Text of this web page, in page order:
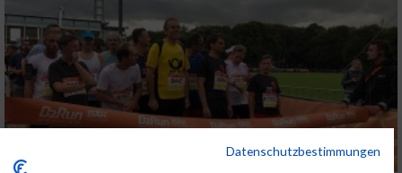
Datenschutzbestimmungen